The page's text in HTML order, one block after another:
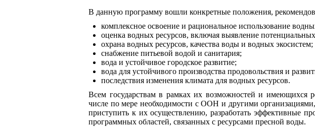
В данную программу вошли конкретные положения,
комплексное освоение и рациональное использование
оценка водных ресурсов, включая выявление
охрана водных ресурсов, качества воды и водных экосистем;
снабжение питьевой водой и санитария;
вода и устойчивое городское развитие;
вода для устойчивого производства продовольствия и
последствия изменения климата для водных ресурсов.
Всем государствам в рамках их возможностей и имеющихся
числе по мере необходимости с ООН и другими
приступить к их осуществлению, разработать эффективные
программных областей, связанных с ресурсами пресной воды.